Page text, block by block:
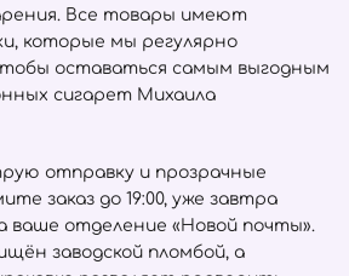
Все товары имеют
которые мы регулярно
оставаться самым выгодным
сигарет Михаила
отправку и прозрачные
заказ до 19:00, уже завтра
ваше отделение «Новой почты».
заводской пломбой, а